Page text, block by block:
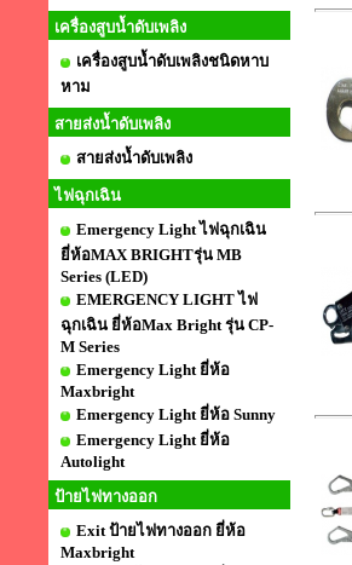
เครื่องสูบน้ำดับเพลิง
เครื่องสูบน้ำดับเพลิงชนิดหาบ
หาม
สายส่งน้ำดับเพลิง
สายส่งน้ำดับเพลิง
ไฟฉุกเฉิน
Emergency Light ไฟฉุกเฉิน
ยี่ห้อMAX BRIGHTรุ่น MB
Series (LED)
EMERGENCY LIGHT ไฟ
ฉุกเฉิน ยี่ห้อMax Bright รุ่น CP-
M Series
Emergency Light ยี่ห้อ
Maxbright
Emergency Light ยี่ห้อ Sunny
Emergency Light ยี่ห้อ
Autolight
ป้ายไฟทางออก
Exit ป้ายไฟทางออก ยี่ห้อ
Maxbright